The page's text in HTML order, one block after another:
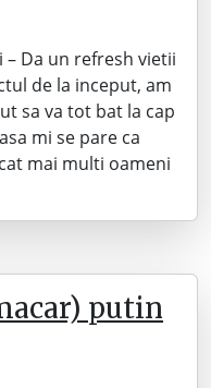
Da un refresh vietii
de la inceput, am
sa va tot bat la cap
mi se pare ca
mai multi oameni
putin